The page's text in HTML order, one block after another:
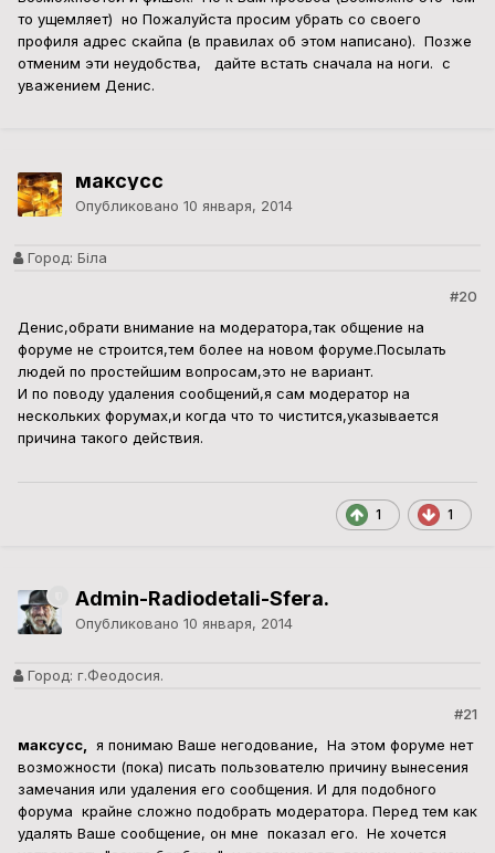
то ущемляет) но Пожалуйста просим убрать со своего
профиля адрес скайпа (в правилах об этом написано). Позже
отменим эти неудобства, дайте встать сначала на ноги. с
уважением Денис.
максусс
Опубликовано 10 января, 2014
Город: Біла
#20
Денис,обрати внимание на модератора,так общение на
форуме не строится,тем более на новом форуме.Посылать
людей по простейшим вопросам,это не вариант.
И по поводу удаления сообщений,я сам модератор на
нескольких форумах,и когда что то чистится,указывается
причина такого действия.
1 1
Admin-Radiodetali-Sfera.
Опубликовано 10 января, 2014
Город: г.Феодосия.
#21
максусс, я понимаю Ваше негодование, На этом форуме нет
возможности (пока) писать пользователю причину вынесения
замечания или удаления его сообщения. И для подобного
форума крайне сложно подобрать модератора. Перед тем как
удалять Ваше сообщение, он мне показал его. Не хочется